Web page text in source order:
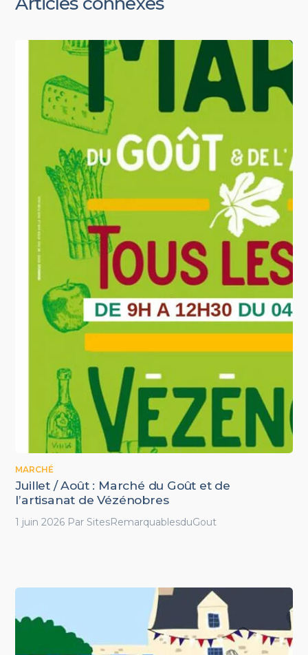
MARCHÉ
Juillet / Août : Marché du Goût et de
l’artisanat de Vézénobres
1 juin 2026 Par SitesRemarquablesduGout